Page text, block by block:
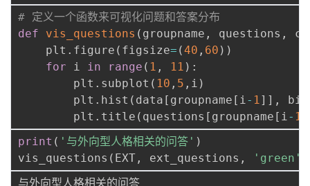
# 定义一个函数来可视化问题和答案分布
def
vis_questions ( groupname , questions ,
    plt
. figure ( figsize= (40 , 60 ) )
for i in range ( 1 , 11 ) :
        plt
. subplot ( 10 , 5 , i )
        plt
. hist ( data [ groupname [ i - 1 ] ] ,
        plt
. title ( questions [ groupname [ i - 1
print ( '与外向型人格相关的问答' )
vis_questions ( EXT , ext_questions , 'green'